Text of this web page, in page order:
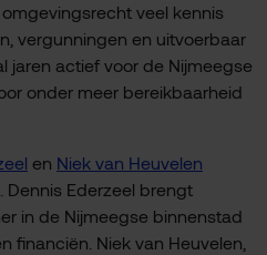
veel kennis
vergunningen en uitvoerbaar
jaren actief voor de Nijmeegse
onder meer bereikbaarheid
en Niek van Heuvelen
Ederzeel brengt
in de Nijmeegse binnenstad
financiën. Niek van Heuvelen,